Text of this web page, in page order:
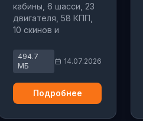
кабины, 6 шасси, 23
двигателя, 58 КПП,
10 скинов и
494.7
МБ
14.07.2026
Подробнее